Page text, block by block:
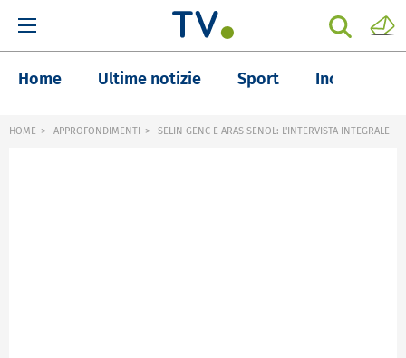
Home Ultime notizie Sport Inchieste
HOME APPROFONDIMENTI SELIN GENC E ARAS SENOL: L'INTERVISTA INTEGRALE